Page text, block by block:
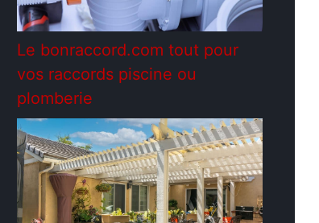
Le bonraccord.com tout pour
vos raccords piscine ou
plomberie